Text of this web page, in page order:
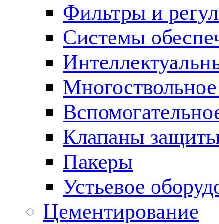
Фильтры и
Cистемы
Клапаны
Пакеры
Устьевое
Цементирование